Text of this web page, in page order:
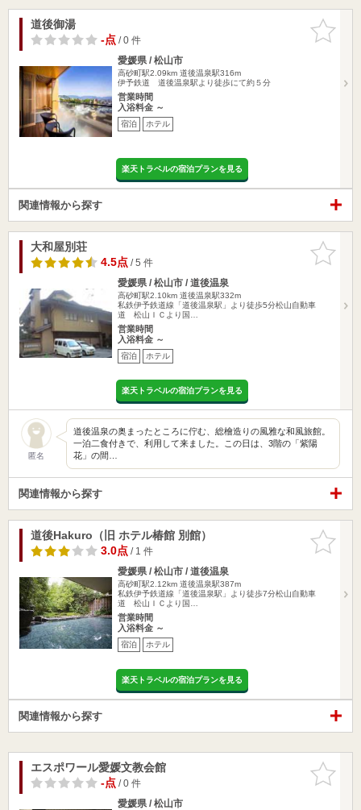
お気に入
りに追加
道後御湯
-点/ 0 件
愛媛県 / 松山市
高砂町駅2.09km 道後温泉駅316m
伊予鉄道 道後温泉駅より徒歩にて約５分
営業時間
入浴料金 ～
宿泊 ホテル
楽天トラベルの宿泊プランを見る
関連情報から探す
お気に入
りに追加
大和屋別荘
4.5点/ 5 件
愛媛県 / 松山市 / 道後温泉
高砂町駅2.10km 道後温泉駅332m
私鉄伊予鉄道線「道後温泉駅」より徒歩5分松山自動車
道 松山ＩＣより国…
営業時間
入浴料金 ～
宿泊 ホテル
楽天トラベルの宿泊プランを見る
匿名
道後温泉の奥まったところに佇む、総檜造りの風雅な和風旅館。
一泊二食付きで、利用して来ました。この日は、3階の「紫陽
花」の間…
関連情報から探す
お気に入
りに追加
道後Hakuro（旧 ホテル椿館 別館）
3.0点/ 1 件
愛媛県 / 松山市 / 道後温泉
高砂町駅2.12km 道後温泉駅387m
私鉄伊予鉄道線「道後温泉駅」より徒歩7分松山自動車
道 松山ＩＣより国…
営業時間
入浴料金 ～
宿泊 ホテル
楽天トラベルの宿泊プランを見る
関連情報から探す
お気に入
りに追加
エスポワール愛媛文教会館
-点/ 0 件
愛媛県 / 松山市